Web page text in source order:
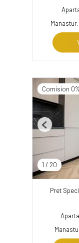
Comision
1 / 20
Previous
Pret